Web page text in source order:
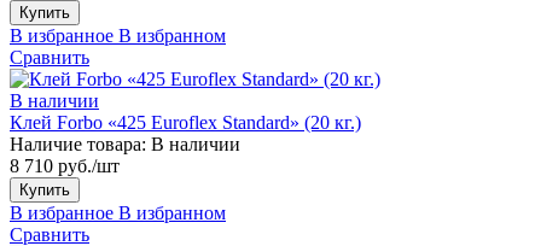
Купить
В избранное В избранном
Сравнить
В наличии
Клей Forbo «425 Euroflex Standard» (20 кг.)
Наличие товара: В наличии
8 710 руб./шт
Купить
В избранное В избранном
Сравнить